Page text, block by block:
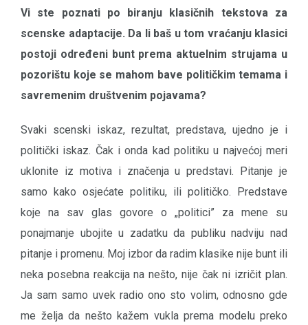
Vi ste poznati po biranju klasičnih tekstova za
scenske adaptacije. Da li baš u tom vraćanju klasici
postoji određeni bunt prema aktuelnim strujama u
pozorištu koje se mahom bave političkim temama i
savremenim društvenim pojavama?
Svaki scenski iskaz, rezultat, predstava, ujedno je i
politički iskaz. Čak i onda kad politiku u najvećoj meri
uklonite iz motiva i značenja u predstavi. Pitanje je
samo kako osjećate politiku, ili političko. Predstave
koje na sav glas govore o „politici” za mene su
ponajmanje ubojite u zadatku da publiku nadviju nad
pitanje i promenu. Moj izbor da radim klasike nije bunt ili
neka posebna reakcija na nešto, nije čak ni izričit plan.
Ja sam samo uvek radio ono sto volim, odnosno gde
me želja da nešto kažem vukla prema modelu preko